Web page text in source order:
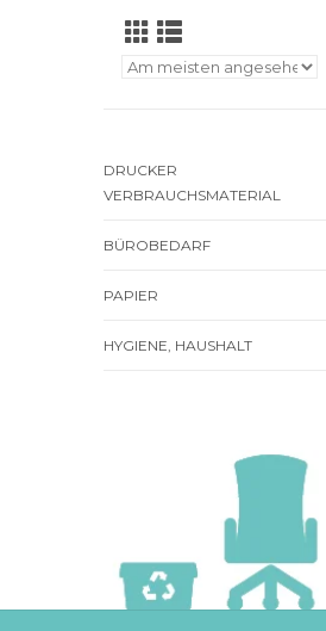
DRUCKER
VERBRAUCHSMATERIAL
BÜROBEDARF
PAPIER
HYGIENE, HAUSHALT